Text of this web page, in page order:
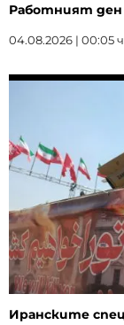
Работният ден
04.08.2026 | 00:05
Иранските